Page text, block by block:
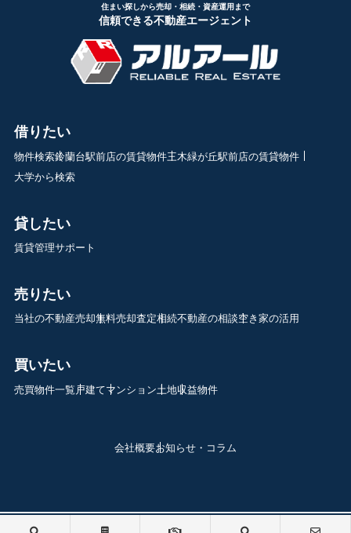
住まい探しから売却・相続・資産運用まで
信頼できる不動産エージェント
借りたい
物件検索鈴蘭台駅前店の賃貸物件三木緑が丘駅前店の賃貸物件
大学から検索
貸したい
賃貸管理サポート
売りたい
当社の不動産売却無料売却査定相続不動産の相談空き家の活用
買いたい
売買物件一覧戸建てマンション土地収益物件
会社概要お知らせ・コラム